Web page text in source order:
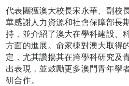
代表團獲澳大校長宋永華、副校
華感謝人力資源和社會保障部長
持，並介紹了澳大在學科建設、
方面的進展。俞家棟對澳大取得
定，尤其讚揚其在跨學科研究及
出表現，並鼓勵更多澳門青年學
研合作。